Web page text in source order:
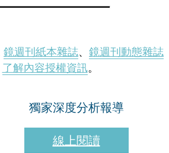
鏡週刊紙本雜誌、 鏡週刊動態雜誌
了解內容授權資訊。
獨家深度分析報導
線上閱讀